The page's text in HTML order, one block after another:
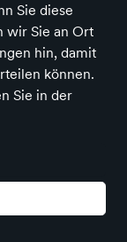
Sie diese
wir Sie an Ort
hin, damit
können.
Sie in der
und